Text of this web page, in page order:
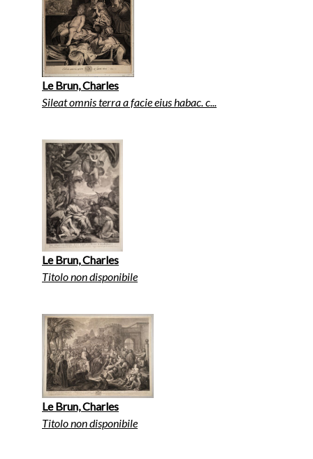
Le Brun, Charles
Sileat omnis terra a facie eius habac. c...
Le Brun, Charles
Titolo non disponibile
Le Brun, Charles
Titolo non disponibile